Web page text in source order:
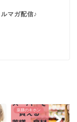
マガ配信♪
薬膳のキホン